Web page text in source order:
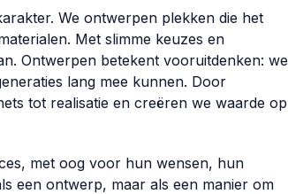
We ontwerpen plekken die het
Met slimme keuzes en
Ontwerpen betekent vooruitdenken: we
lang mee kunnen. Door
tot realisatie en creëren we waarde op
met oog voor hun wensen, hun
een ontwerp, maar als een manier om